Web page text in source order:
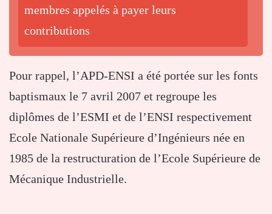
membres appelés à payer leurs
contributions
Pour rappel, l’APD-ENSI a été portée sur les fonts
baptismaux le 7 avril 2007 et regroupe les
diplômes de l’ESMI et de l’ENSI respectivement
Ecole Nationale Supérieure d’Ingénieurs née en
1985 de la restructuration de l’Ecole Supérieure de
Mécanique Industrielle.